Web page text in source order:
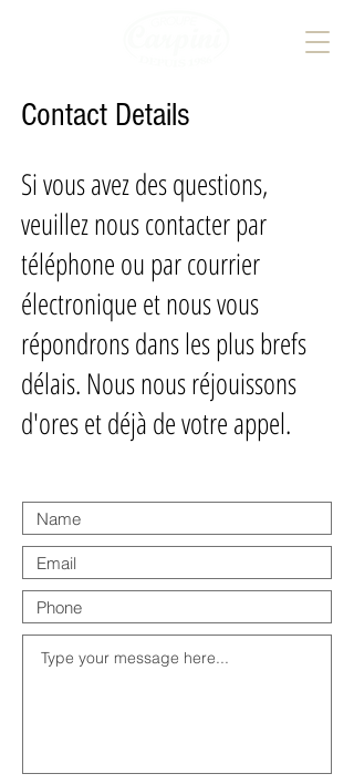
Contact Details
Si vous avez des questions,
veuillez nous contacter par
téléphone ou par courrier
électronique et nous vous
répondrons dans les plus brefs
délais. Nous nous réjouissons
d'ores et déjà de votre appel.